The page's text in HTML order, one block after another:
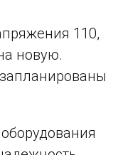
110,
новую.